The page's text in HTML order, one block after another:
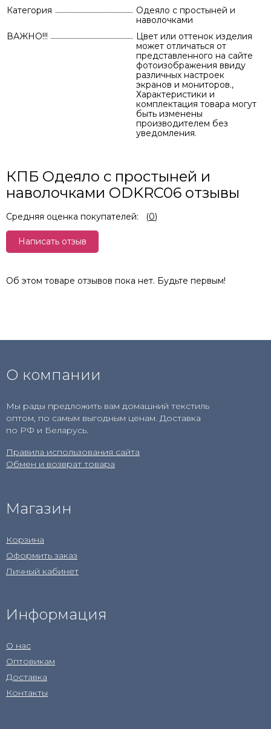
Категория
Одеяло с простыней и
наволочками
ВАЖНО!!!
Цвет или оттенок изделия
может отличаться от
представленного на сайте
фотоизображения ввиду
различных настроек
экранов и мониторов.,
Характеристики и
комплектация товара могут
быть изменены
производителем без
уведомления.
КПБ Одеяло с простыней и
наволочками ODKRC06 отзывы
Средняя оценка покупателей: (0)
Написать отзыв
Об этом товаре отзывов пока нет. Будьте первым!
О компании
Мы рады предложить вам домашний текстиль
оптом, по самым выгодным ценам. Доставка
по РФ и Беларусь.
Правила использования сайта
Обмен и возврат товара
Магазин
Корзина
Оформить заказ
Личный кабинет
Информация
О нас
Оптовикам
Доставка
Контакты